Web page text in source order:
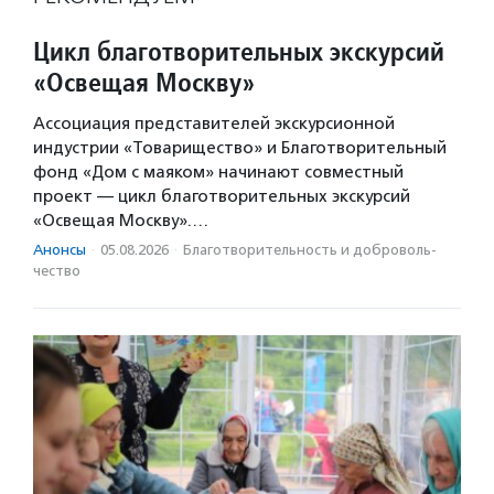
Цикл благотворительных экскурсий
«Освещая Москву»
Ассоциация представителей экскурсионной
индустрии «Товарищество» и Благотворительный
фонд «Дом с маяком» начинают совместный
проект — цикл благотворительных экскурсий
«Освещая Москву».…
Анонсы · 05.08.2026 · Благотвори­тель­ность и доброволь­
чест­во